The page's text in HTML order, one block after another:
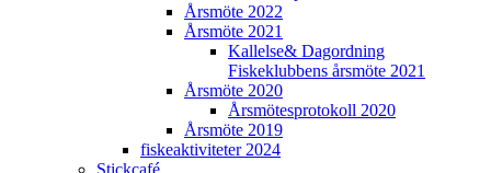
Årsmöte 2022
Årsmöte 2021
Kallelse& Dagordning
Fiskeklubbens årsmöte 2021
Årsmöte 2020
Årsmötesprotokoll 2020
Årsmöte 2019
fiskeaktiviteter 2024
Stickcafé